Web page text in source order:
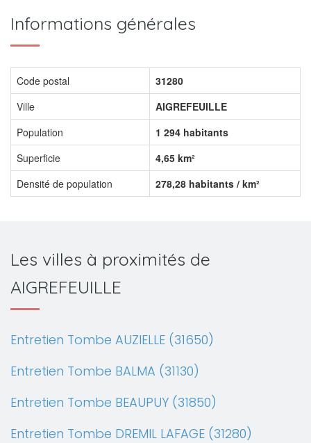
Informations générales
Code postal
31280
Ville
AIGREFEUILLE
Population
1 294 habitants
Superficie
4,65 km²
Densité de population
278,28 habitants / km²
Les villes à proximités de
AIGREFEUILLE
Entretien Tombe AUZIELLE (31650)
Entretien Tombe BALMA (31130)
Entretien Tombe BEAUPUY (31850)
Entretien Tombe DREMIL LAFAGE (31280)